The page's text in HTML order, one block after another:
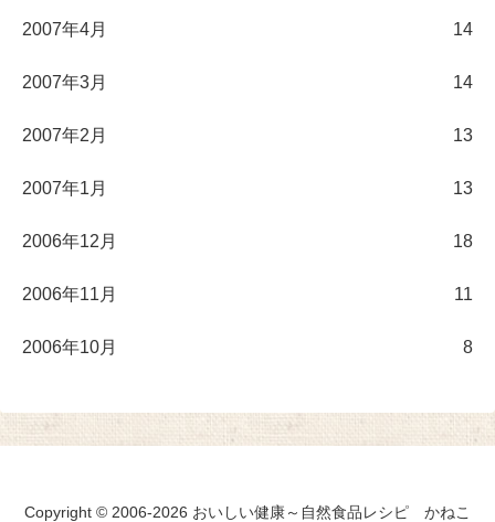
2007年4月 14
2007年3月 14
2007年2月 13
2007年1月 13
2006年12月 18
2006年11月 11
2006年10月 8
Copyright © 2006-2026 おいしい健康～自然食品レシピ かねこ